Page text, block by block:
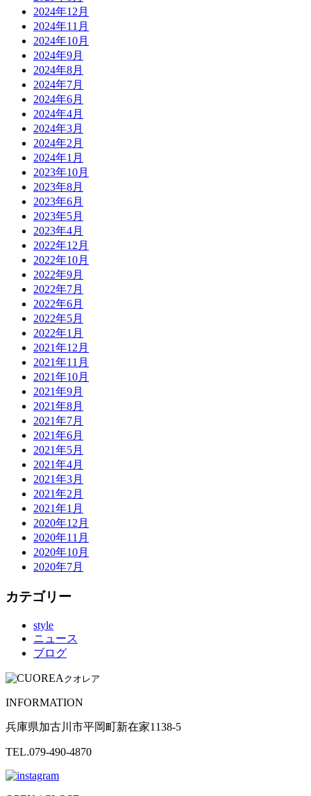
2024年12月
2024年11月
2024年10月
2024年9月
2024年8月
2024年7月
2024年6月
2024年4月
2024年3月
2024年2月
2024年1月
2023年10月
2023年8月
2023年6月
2023年5月
2023年4月
2022年12月
2022年10月
2022年9月
2022年7月
2022年6月
2022年5月
2022年1月
2021年12月
2021年11月
2021年10月
2021年9月
2021年8月
2021年7月
2021年6月
2021年5月
2021年4月
2021年3月
2021年2月
2021年1月
2020年12月
2020年11月
2020年10月
2020年7月
カテゴリー
style
ニュース
ブログ
クオレア
INFORMATION
兵庫県加古川市平岡町新在家1138-5
TEL.079-490-4870